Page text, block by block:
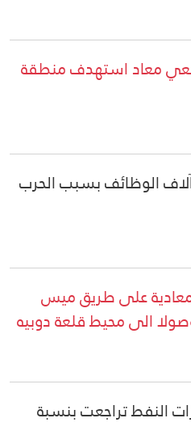
معاد استهدف منطقة
الوظائف بسبب الحرب
على طريق ميس
الى محيط قلعة دوبيه
النفط تراجعت بنسبة